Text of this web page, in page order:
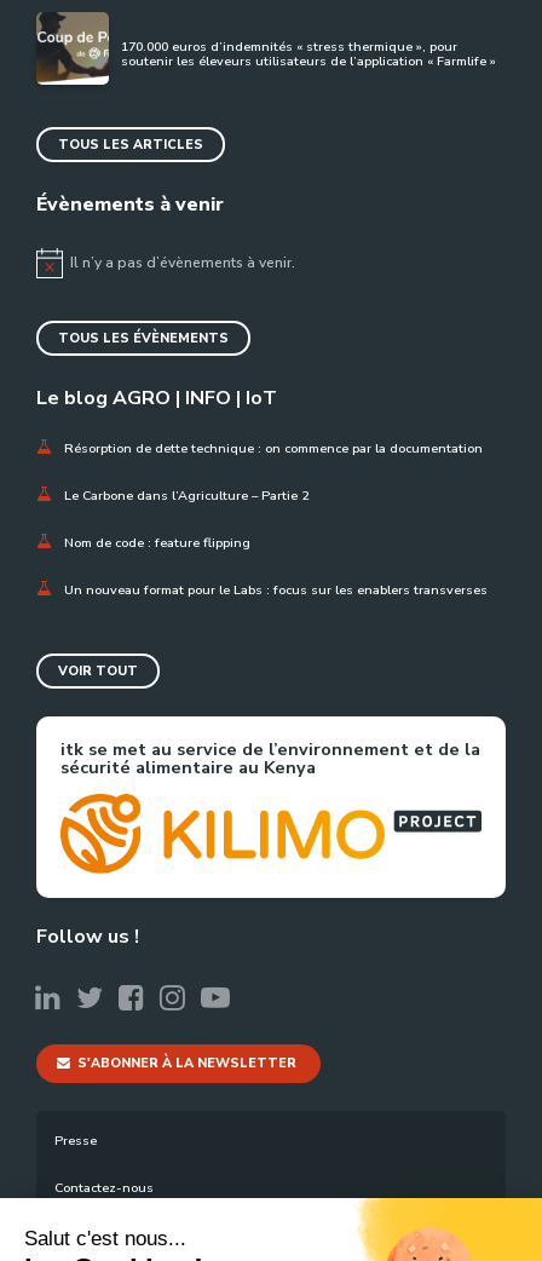
170.000 euros d’indemnités « stress thermique », pour
soutenir les éleveurs utilisateurs de l’application « Farmlife »
TOUS LES ARTICLES
Évènements à venir
NoticeIl n’y a pas d’évènements à venir.
TOUS LES ÉVÈNEMENTS
Le blog AGRO | INFO | IoT
Résorption de dette technique : on commence par la documentation
Le Carbone dans l’Agriculture – Partie 2
Nom de code : feature flipping
Un nouveau format pour le Labs : focus sur les enablers transverses
VOIR TOUT
itk se met au service de l’environnement et de la
sécurité alimentaire au Kenya
Follow us !
S'ABONNER À LA NEWSLETTER
Presse
Contactez-nous
Mentions légales
Salut c'est nous...